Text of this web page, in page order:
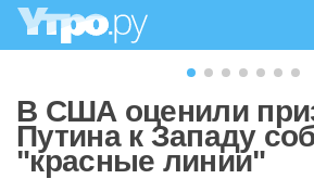
В США оценили
Путина к Западу
"красные линии"